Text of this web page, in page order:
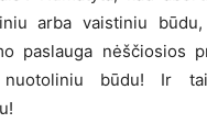
arba vaistiniu
paslauga nėščiosios
būdu! Ir tai